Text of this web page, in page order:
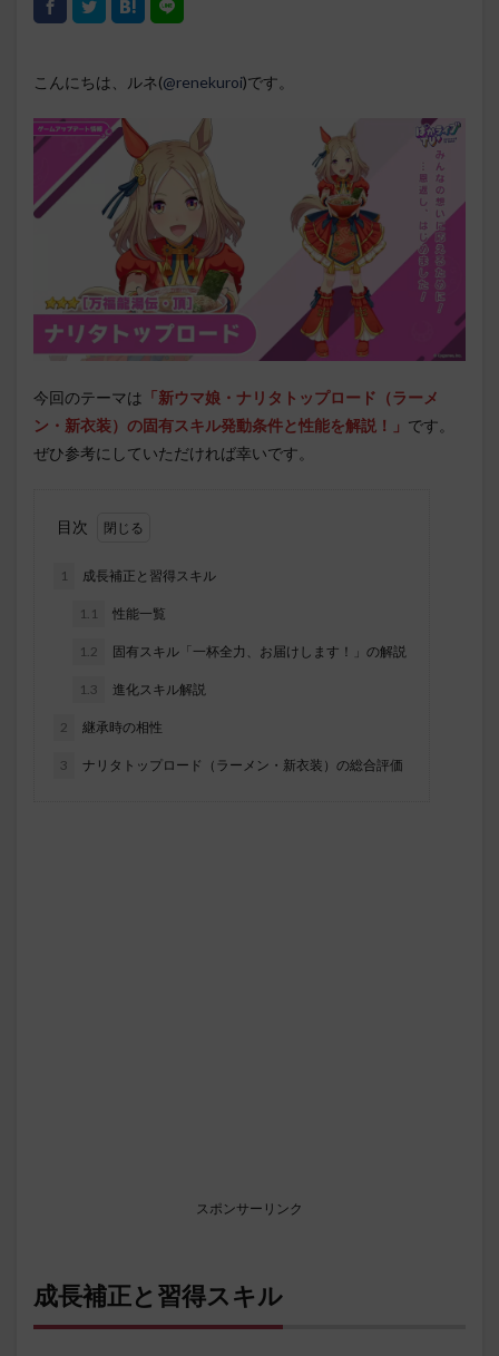
こんにちは、ルネ(@renekuroi)です。
今回のテーマは 「新ウマ娘・ナリタトップロード（ラーメ
ン・新衣装） の固有スキル発動条件と性能を解説！」 です。
ぜひ参考にしていただければ幸いです。
目次
1 成長補正と習得スキル
1.1 性能一覧
1.2 固有スキル「一杯全力、お届けします！」の解説
1.3 進化スキル解説
2 継承時の相性
3 ナリタトップロード（ラーメン・新衣装）の総合評価
スポンサーリンク
成長補正と習得スキル